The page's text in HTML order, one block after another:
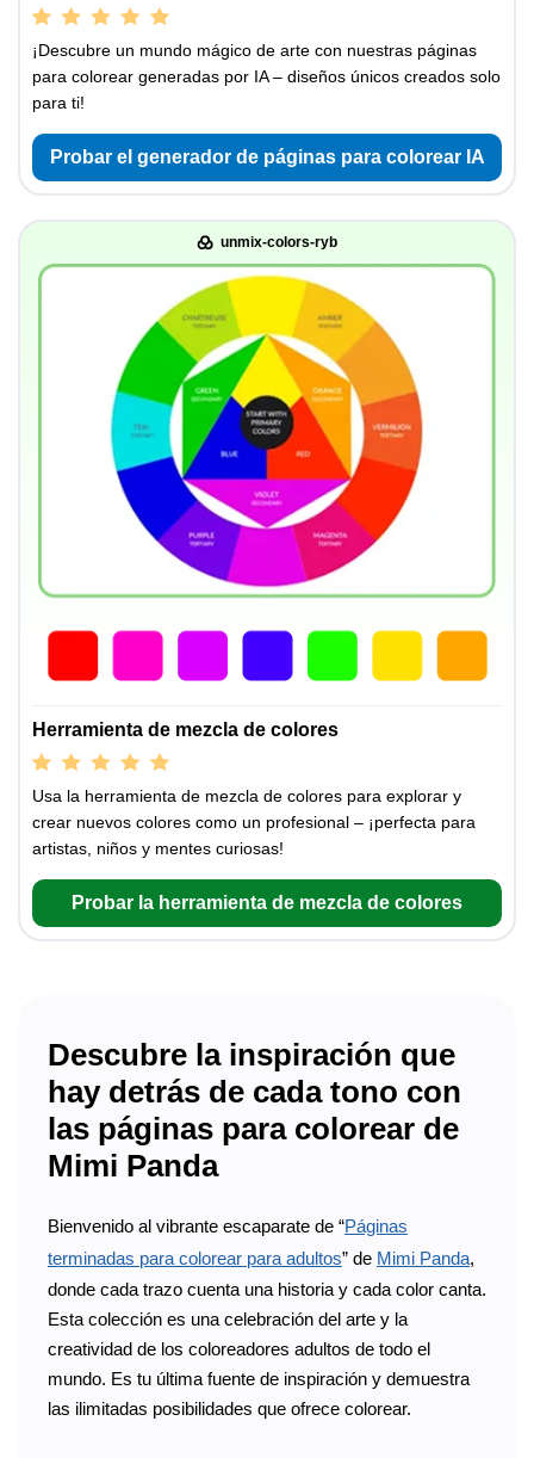
¡Descubre un mundo mágico de arte con nuestras páginas
para colorear generadas por IA – diseños únicos creados solo
para ti!
Probar el generador de páginas para colorear IA
unmix-colors-ryb
Herramienta de mezcla de colores
Usa la herramienta de mezcla de colores para explorar y
crear nuevos colores como un profesional – ¡perfecta para
artistas, niños y mentes curiosas!
Probar la herramienta de mezcla de colores
Descubre la inspiración que
hay detrás de cada tono con
las páginas para colorear de
Mimi Panda
Bienvenido al vibrante escaparate de “Páginas
terminadas para colorear para adultos” de Mimi Panda,
donde cada trazo cuenta una historia y cada color canta.
Esta colección es una celebración del arte y la
creatividad de los coloreadores adultos de todo el
mundo. Es tu última fuente de inspiración y demuestra
las ilimitadas posibilidades que ofrece colorear.